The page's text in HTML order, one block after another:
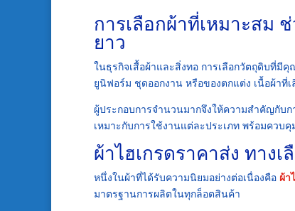
การเลือกผ้าที่เหมาะสม
ยาว
ในธุรกิจเสื้อผ้าและสิ่งทอ การเลือกวัตถุดิบที่มี
ยูนิฟอร์ม ชุดออกงาน หรือของตกแต่ง เนื้อผ้าที่
ผู้ประกอบการจำนวนมากจึงให้ความสำคัญกับ
เหมาะกับการใช้งานแต่ละประเภท พร้อมควบ
ผ้าไฮเกรดราคาส่ง ทาง
หนึ่งในผ้าที่ได้รับความนิยมอย่างต่อเนื่องคือ ผ้า
มาตรฐานการผลิตในทุกล็อตสินค้า